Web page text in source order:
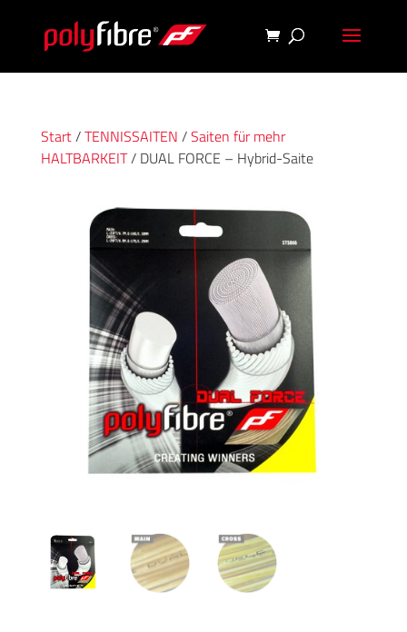
Start/TENNISSAITEN /Saiten für mehr
HALTBARKEIT/ DUAL FORCE – Hybrid-Saite